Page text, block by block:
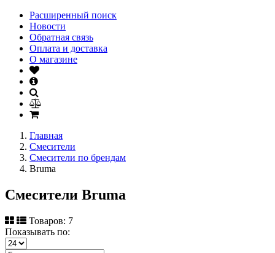
Расширенный поиск
Новости
Обратная связь
Оплата и доставка
О магазине
Главная
Смесители
Смесители по брендам
Bruma
Смесители Bruma
Товаров: 7
Показывать по: